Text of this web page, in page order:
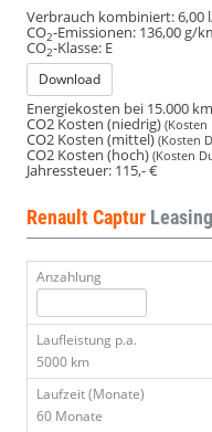
Verbrauch kombiniert:6,00
CO2-Emissionen: 136,00 g/
CO2-Klasse: E
Download
Energiekosten bei 15.000
CO2 Kosten (niedrig) (Kosten
CO2 Kosten (mittel)(Kosten
CO2 Kosten (hoch) (Kosten
Jahressteuer: 115,- €
Renault Captur
Anzahlung
Laufleistung p.a.
5000 km
Laufzeit (Monate)
60 Monate